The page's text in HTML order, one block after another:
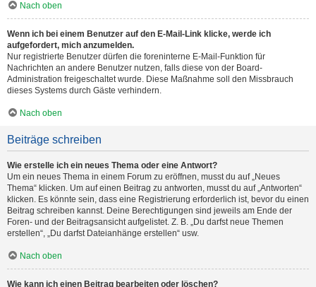
Nach oben
Wenn ich bei einem Benutzer auf den E-Mail-Link klicke, werde ich
aufgefordert, mich anzumelden.
Nur registrierte Benutzer dürfen die foreninterne E-Mail-Funktion für
Nachrichten an andere Benutzer nutzen, falls diese von der Board-
Administration freigeschaltet wurde. Diese Maßnahme soll den Missbrauch
dieses Systems durch Gäste verhindern.
Nach oben
Beiträge schreiben
Wie erstelle ich ein neues Thema oder eine Antwort?
Um ein neues Thema in einem Forum zu eröffnen, musst du auf „Neues
Thema“ klicken. Um auf einen Beitrag zu antworten, musst du auf „Antworten“
klicken. Es könnte sein, dass eine Registrierung erforderlich ist, bevor du einen
Beitrag schreiben kannst. Deine Berechtigungen sind jeweils am Ende der
Foren- und der Beitragsansicht aufgelistet. Z. B. „Du darfst neue Themen
erstellen“, „Du darfst Dateianhänge erstellen“ usw.
Nach oben
Wie kann ich einen Beitrag bearbeiten oder löschen?